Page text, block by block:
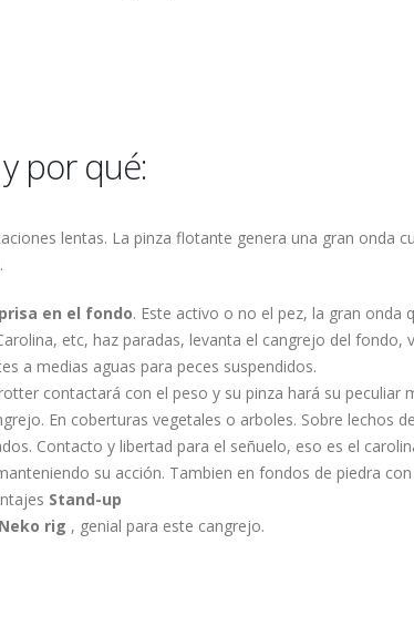
y por qué:
lentas. La pinza flotante genera una gran onda
en el fondo. Este activo o no el pez, la gran onda
etc, haz paradas, levanta el cangrejo del
a medias aguas para peces suspendidos.
contactará con el peso y su pinza hará su peculiar
En coberturas vegetales o arboles. Sobre lechos
Contacto y libertad para el señuelo, eso es el
su acción. Tambien en fondos de piedra
Stand-up
Neko rig , genial para este cangrejo.